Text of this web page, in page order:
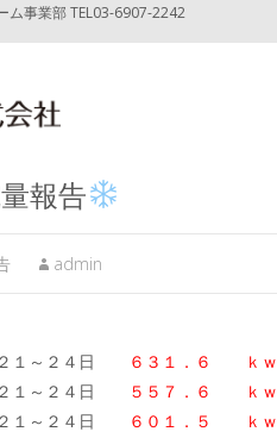
ム事業部 TEL03-6907-2242
報告
admin
～２４日
６３１．６ ｋｗ
１～２４日
５５７．６ ｋｗ
～２４日
６０１．５
ｋｗ